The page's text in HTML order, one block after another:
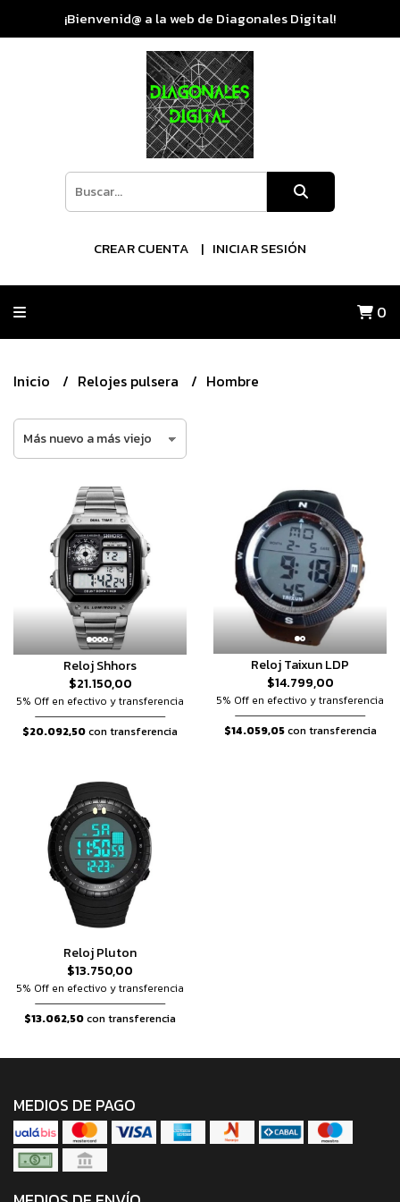
¡Bienvenid@ a la web de Diagonales Digital!
CREAR CUENTA INICIAR SESIÓN
0
Inicio Relojes pulsera Hombre
Reloj Shhors
$21.150,00
5% Off en efectivo y transferencia
$20.092,50con transferencia
Reloj Taixun LDP
$14.799,00
5% Off en efectivo y transferencia
$14.059,05con transferencia
Reloj Pluton
$13.750,00
5% Off en efectivo y transferencia
$13.062,50con transferencia
MEDIOS DE PAGO